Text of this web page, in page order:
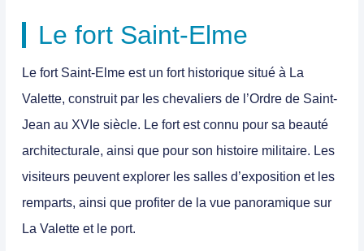
Le fort Saint-Elme
Le fort Saint-Elme est un fort historique situé à La
Valette, construit par les chevaliers de l’Ordre de Saint-
Jean au XVIe siècle. Le fort est connu pour sa beauté
architecturale, ainsi que pour son histoire militaire. Les
visiteurs peuvent explorer les salles d’exposition et les
remparts, ainsi que profiter de la vue panoramique sur
La Valette et le port.